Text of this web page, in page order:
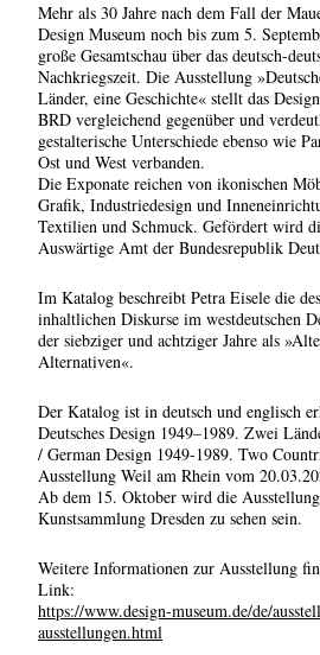
Mehr als 30 Jahre nach dem Fall der
Design Museum noch bis zum 5.
große Gesamtschau über das deutsch-
Nachkriegszeit. Die Ausstellung
Länder, eine Geschichte« stellt das
BRD vergleichend gegenüber und
gestalterische Unterschiede ebenso wie
Ost und West verbanden.
Die Exponate reichen von ikonischen
Grafik, Industriedesign und
Textilien und Schmuck. Gefördert wird
Auswärtige Amt der Bundesrepublik
Im Katalog beschreibt Petra Eisele die
inhaltlichen Diskurse im westdeutschen
der siebziger und achtziger Jahre als
Alternativen«.
Der Katalog ist in deutsch und englisch
Deutsches Design 1949–1989. Zwei
/ German Design 1949-1989. Two
Ausstellung Weil am Rhein vom
Ab dem 15. Oktober wird die
Kunstsammlung Dresden zu sehen sein.
Weitere Informationen zur Ausstellung
Link:
https://www.design-museum.de/de/
ausstellungen.html